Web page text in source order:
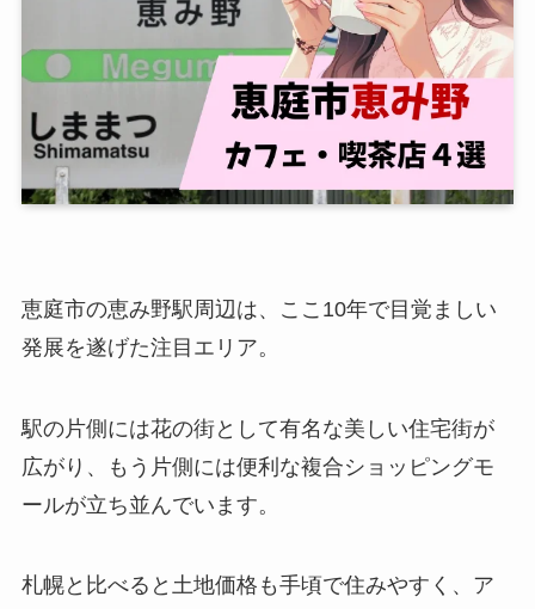
恵庭市の恵み野駅周辺は、ここ10年で目覚ましい
発展を遂げた注目エリア。
駅の片側には花の街として有名な美しい住宅街が
広がり、もう片側には便利な複合ショッピングモ
ールが立ち並んでいます。
札幌と比べると土地価格も手頃で住みやすく、ア